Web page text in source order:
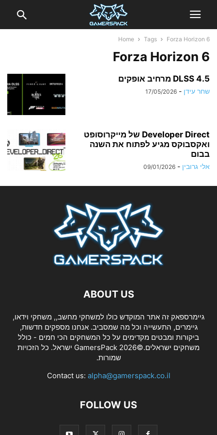
Home Tags Forza Horizon 6
Forza Horizon 6
DLSS 4.5 מרחיב אופקים
שחר עידן -
17/05/2026
Developer Direct של מייקרוסופט
ואקסבוקס מגיע לפתוח את השנה
בבום
אלי גרובין -
09/01/2026
ABOUT US
גיימרספאק זה אתר המוקדש כולו למשחקי מחשב,, משחקי וידאו,
גיימרים, התעשייה וכל מה שמסביב. אנחנו מספקים חדשות,
ביקורות ומבטים מקדימים על כל המשחקים הכי חמים - כולל
משחקים ישראלים.©2026 GamersPack ישראל. כל הזכויות
שמורות.
Contact us: alpha@gamerspack.co.il
FOLLOW US